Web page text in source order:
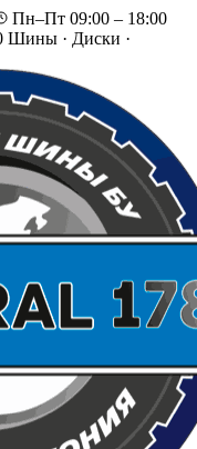
Пн–Пт 09:00 – 18:00
Шины · Диски ·